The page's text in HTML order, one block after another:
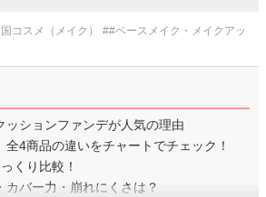
コスメ（メイク）
##ベースメイク・メイクアッ
ッションファンデが人気の理由
全4商品の違いをチャートでチェック！
くり比較！
カバー力・崩れにくさは？